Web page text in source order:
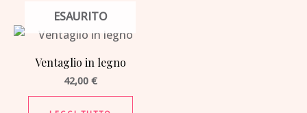
ESAURITO
Ventaglio in legno
42,00 €